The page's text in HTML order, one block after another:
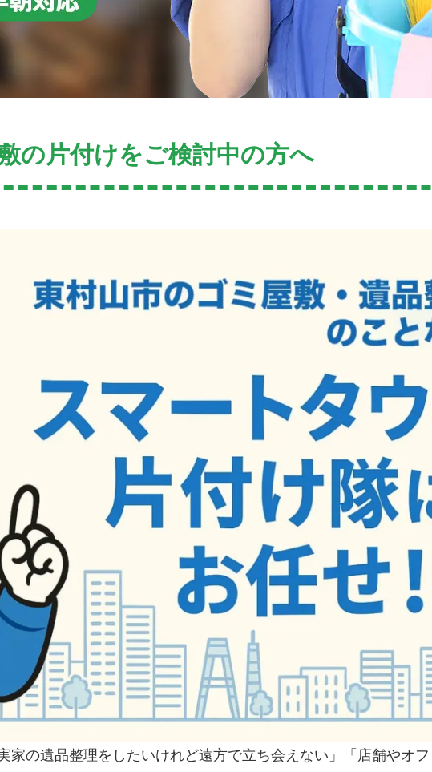
の片付けをご検討中の方へ
家の遺品整理をしたいけれど遠方で立ち会えない」「店舗やオ